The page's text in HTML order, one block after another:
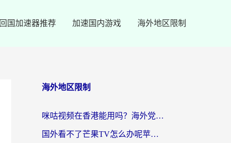
回国加速器推荐 加速国内游戏 海外地区限制
海外地区限制
咪咕视频在香港能用吗？海外党亲测有效的回国加速方案来了
国外看不了芒果TV怎么办呢苹果手机？海外党追剧游戏的全能解决方案